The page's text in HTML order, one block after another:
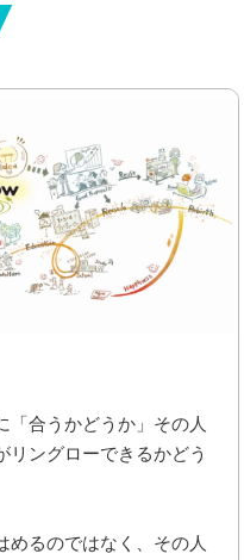
合うかどうか」その人
リングローできるかどう
めるのではなく、その人